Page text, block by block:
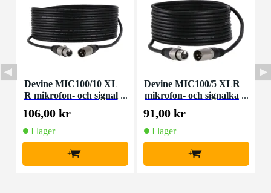
Devine MIC100/10 XL
R mikrofon- och signal
kabel 10 meter
106,00 kr
I lager
+
Devine MIC100/5 XLR
mikrofon- och signalka
bel 5 meter
91,00 kr
I lager
+